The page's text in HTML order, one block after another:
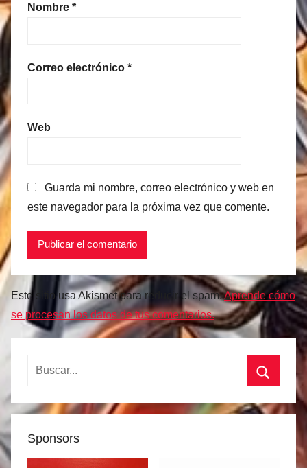
Nombre *
Correo electrónico *
Web
Guarda mi nombre, correo electrónico y web en
este navegador para la próxima vez que comente.
Este sitio usa Akismet para reducir el spam.Aprende cómo
se procesan los datos de tus comentarios.
Buscar:
Buscar
Sponsors